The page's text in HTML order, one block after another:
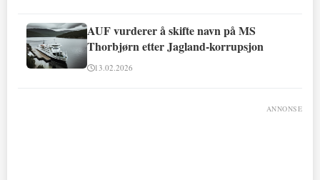
AUF vurderer å skifte navn på MS
Thorbjørn etter Jagland-korrupsjon
13.02.2026
ANNONSE